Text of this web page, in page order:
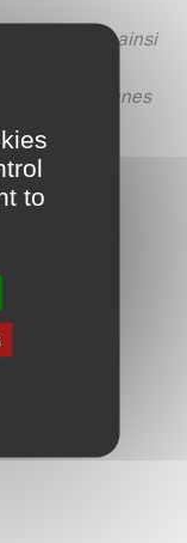
to
de Domène ainsi
Centre
de communes